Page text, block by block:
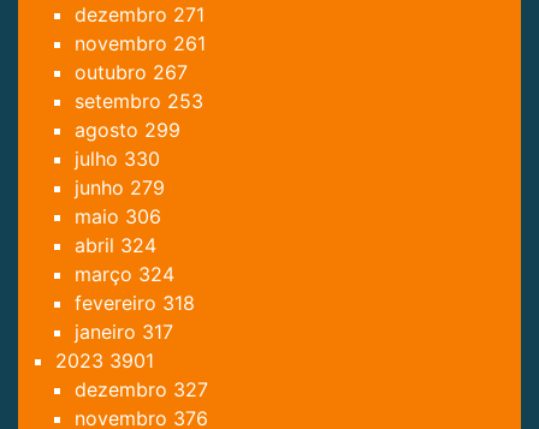
dezembro 271
novembro 261
outubro 267
setembro 253
agosto 299
julho 330
junho 279
maio 306
abril 324
março 324
fevereiro 318
janeiro 317
2023 3901
dezembro 327
novembro 376